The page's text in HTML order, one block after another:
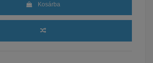
Kosárba